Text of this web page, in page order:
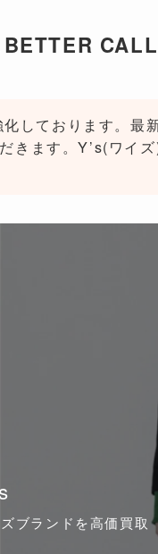
しております。最
きます。Y’s(ワイ
ブランドを高価買取